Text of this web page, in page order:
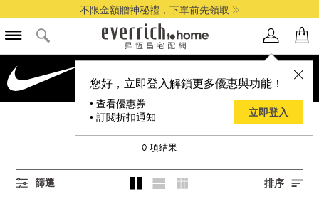
不限金額贈神秘禮，下單前先領取
您好，立即登入解鎖更多優惠與功能！
• 查看優惠券
• 訂閱折扣通知
立即登入
品牌選單
NIKE 耐吉
0 項結果
篩選 排序